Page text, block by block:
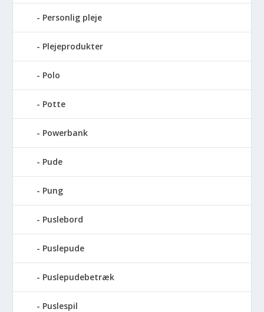
Personlig pleje
Plejeprodukter
Polo
Potte
Powerbank
Pude
Pung
Puslebord
Puslepude
Puslepudebetræk
Puslespil